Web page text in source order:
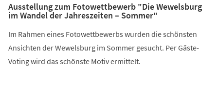
Ausstellung zum Fotowettbewerb "Die Wewelsburg
im Wandel der Jahreszeiten – Sommer"
Im Rahmen eines Fotowettbewerbs wurden die schönsten
Ansichten der Wewelsburg im Sommer gesucht. Per Gäste-
Voting wird das schönste Motiv ermittelt.